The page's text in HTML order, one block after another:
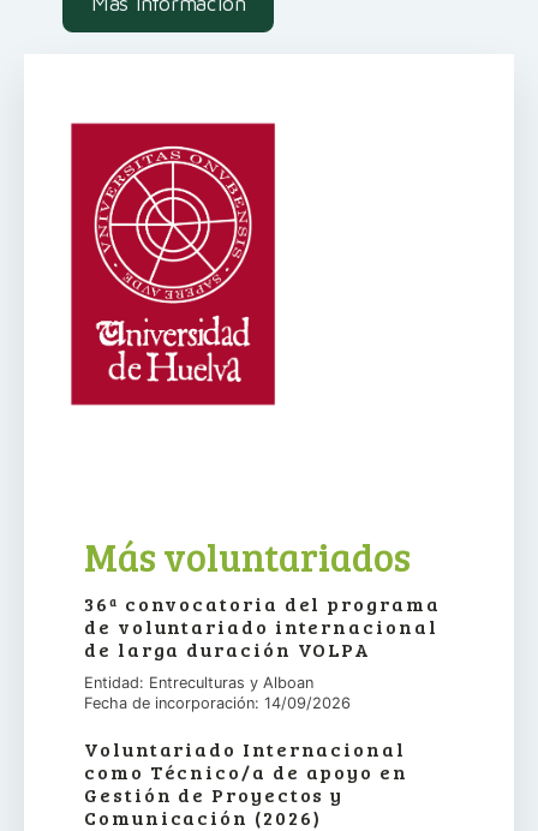
Más voluntariados
36ª convocatoria del programa
de voluntariado internacional
de larga duración VOLPA
Entidad: Entreculturas y Alboan
Fecha de incorporación: 14/09/2026
Voluntariado Internacional
como Técnico/a de apoyo en
Gestión de Proyectos y
Comunicación (2026)